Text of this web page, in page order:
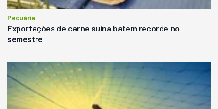
Pecuária
Exportações de carne suína batem recorde no
semestre